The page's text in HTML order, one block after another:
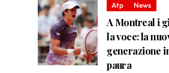
Atp News
A Montreal i
la voce: la
generazione
paura